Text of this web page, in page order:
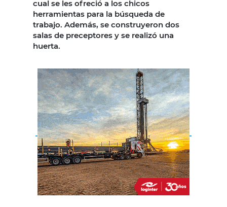
cual se les ofreció a los chicos
herramientas para la búsqueda de
trabajo. Además, se construyeron dos
salas de preceptores y se realizó una
huerta.